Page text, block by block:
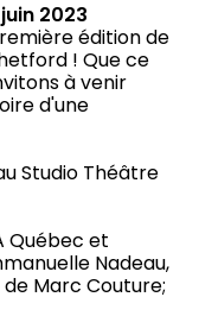
2023
édition de
! Que ce
à venir
d'une
Studio Théâtre
Québec et
Nadeau,
Marc Couture;